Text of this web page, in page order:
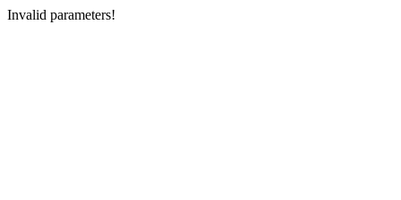
Invalid parameters!